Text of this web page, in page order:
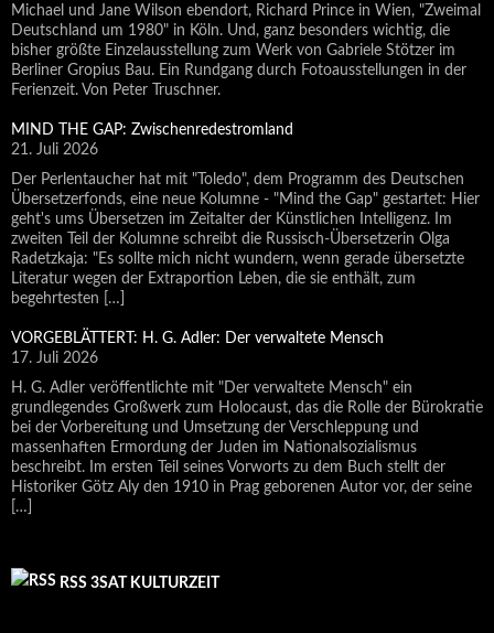
Michael und Jane Wilson ebendort, Richard Prince in Wien, "Zweimal
Deutschland um 1980" in Köln. Und, ganz besonders wichtig, die
bisher größte Einzelausstellung zum Werk von Gabriele Stötzer im
Berliner Gropius Bau. Ein Rundgang durch Fotoausstellungen in der
Ferienzeit. Von Peter Truschner.
MIND THE GAP: Zwischenredestromland
21. Juli 2026
Der Perlentaucher hat mit "Toledo", dem Programm des Deutschen
Übersetzerfonds, eine neue Kolumne - "Mind the Gap" gestartet: Hier
geht's ums Übersetzen im Zeitalter der Künstlichen Intelligenz. Im
zweiten Teil der Kolumne schreibt die Russisch-Übersetzerin Olga
Radetzkaja: "Es sollte mich nicht wundern, wenn gerade übersetzte
Literatur wegen der Extraportion Leben, die sie enthält, zum
begehrtesten […]
VORGEBLÄTTERT: H. G. Adler: Der verwaltete Mensch
17. Juli 2026
H. G. Adler veröffentlichte mit "Der verwaltete Mensch" ein
grundlegendes Großwerk zum Holocaust, das die Rolle der Bürokratie
bei der Vorbereitung und Umsetzung der Verschleppung und
massenhaften Ermordung der Juden im Nationalsozialismus
beschreibt. Im ersten Teil seines Vorworts zu dem Buch stellt der
Historiker Götz Aly den 1910 in Prag geborenen Autor vor, der seine
[…]
RSS 3SAT KULTURZEIT